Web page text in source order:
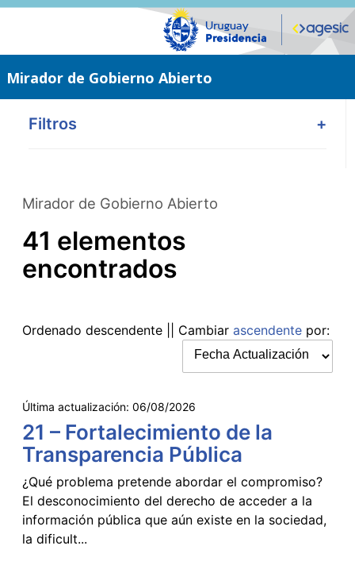
Saltar
Mirador de Gobierno Abierto
Filtros +
Mirador de Gobierno Abierto
41 elementos
encontrados
Ordenado descendente || Cambiar ascendente por:
Última actualización: 06/08/2026
21 – Fortalecimiento de la
Transparencia Pública
¿Qué problema pretende abordar el compromiso?
El desconocimiento del derecho de acceder a la
información pública que aún existe en la sociedad,
la dificult...